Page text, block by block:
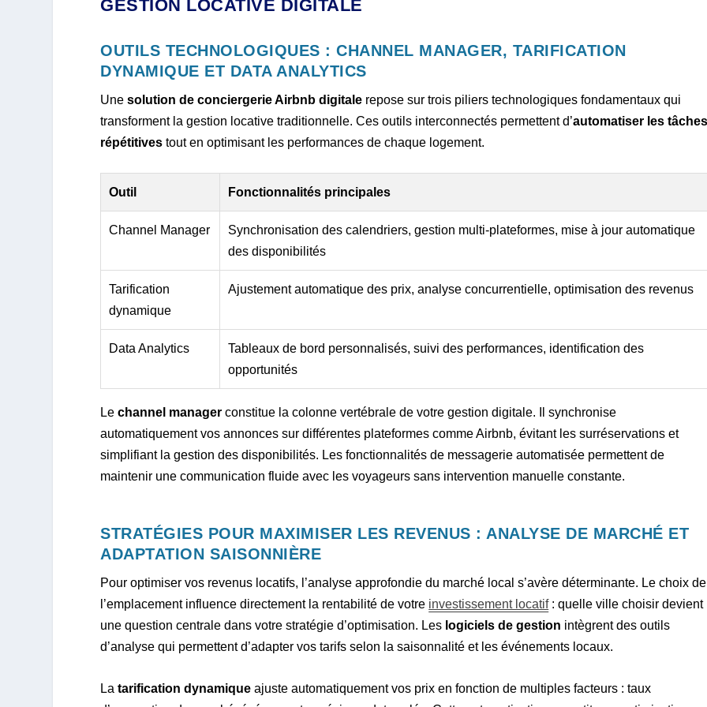
GESTION LOCATIVE DIGITALE
OUTILS TECHNOLOGIQUES : CHANNEL MANAGER, TARIFICATION
DYNAMIQUE ET DATA ANALYTICS
Unesolution de conciergerie Airbnb digitale repose sur trois piliers technologiques fondamentaux qui
transforment la gestion locative traditionnelle. Ces outils interconnectés permettent d’automatiser les
répétitives tout en optimisant les performances de chaque logement.
Outil Fonctionnalités principales
Channel Manager
Synchronisation des calendriers, gestion multi-plateformes, mise à jour automatique
des disponibilités
Tarification
dynamique
Ajustement automatique des prix, analyse concurrentielle, optimisation des revenus
Data Analytics
Tableaux de bord personnalisés, suivi des performances, identification des
opportunités
Lechannel manager constitue la colonne vertébrale de votre gestion digitale. Il synchronise
automatiquement vos annonces sur différentes plateformes comme Airbnb, évitant les surréservations et
simplifiant la gestion des disponibilités. Les fonctionnalités de messagerie automatisée permettent de
maintenir une communication fluide avec les voyageurs sans intervention manuelle constante.
STRATÉGIES POUR MAXIMISER LES REVENUS : ANALYSE DE MARCHÉ ET
ADAPTATION SAISONNIÈRE
Pour optimiser vos revenus locatifs, l’analyse approfondie du marché local s’avère déterminante. Le choix de
l’emplacement influence directement la rentabilité de votre investissement locatif: quelle ville choisir devient
une question centrale dans votre stratégie d’optimisation. Les logiciels de gestion intègrent des outils
d’analyse qui permettent d’adapter vos tarifs selon la saisonnalité et les événements locaux.
Latarification dynamique ajuste automatiquement vos prix en fonction de multiples facteurs : taux